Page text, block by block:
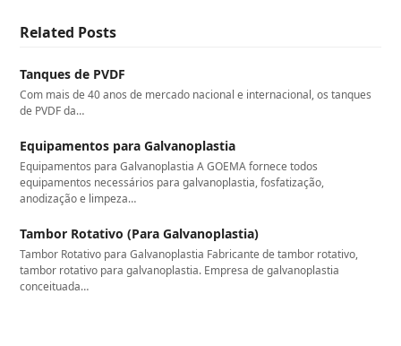
Related Posts
Tanques de PVDF
Com mais de 40 anos de mercado nacional e internacional, os tanques
de PVDF da…
Equipamentos para Galvanoplastia
Equipamentos para Galvanoplastia A GOEMA fornece todos
equipamentos necessários para galvanoplastia, fosfatização,
anodização e limpeza…
Tambor Rotativo (Para Galvanoplastia)
Tambor Rotativo para Galvanoplastia Fabricante de tambor rotativo,
tambor rotativo para galvanoplastia. Empresa de galvanoplastia
conceituada…